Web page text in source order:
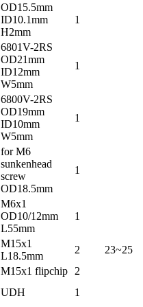
OD15.5mm
ID10.1mm
H2mm
1
6801V-2RS
OD21mm
ID12mm
W5mm
1
6800V-2RS
OD19mm
ID10mm
W5mm
1
for M6
sunkenhead
screw
OD18.5mm
1
M6x1
OD10/12mm
L55mm
1
M15x1
L18.5mm
2
23~25
M15x1 flipchip
2
UDH
1